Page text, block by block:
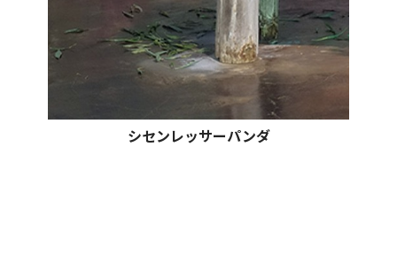
シセンレッサーパンダ